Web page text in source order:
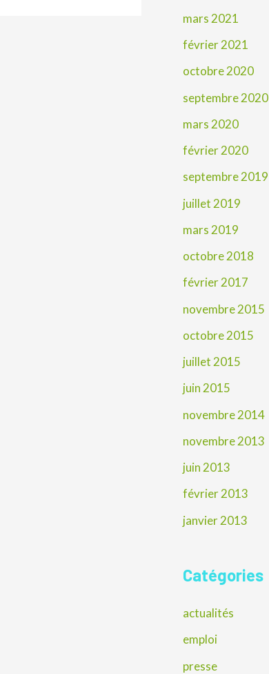
mars 2021
février 2021
octobre 2020
septembre 2020
mars 2020
février 2020
septembre 2019
juillet 2019
mars 2019
octobre 2018
février 2017
novembre 2015
octobre 2015
juillet 2015
juin 2015
novembre 2014
novembre 2013
juin 2013
février 2013
janvier 2013
Catégories
actualités
emploi
presse